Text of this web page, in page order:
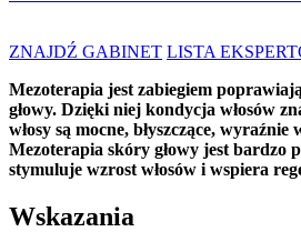
ZNAJDŹ GABINET LISTA
Mezoterapia jest zabiegiem
głowy. Dzięki niej kondycja włosów
włosy są mocne, błyszczące, wyraźnie
Mezoterapia skóry głowy jest bardzo
stymuluje wzrost włosów i wspiera
Wskazania